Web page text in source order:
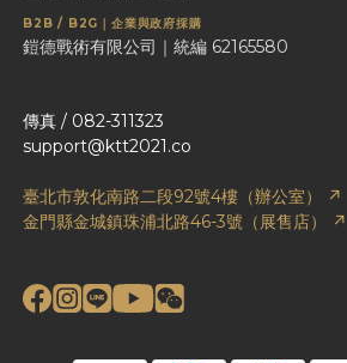
B2B / B2G｜企業與政府採購
鎧德戰術有限公司｜統編 62165580
傳真 / 082-311323
support@ktt2021.co
臺北市敦化南路二段92號4樓（辦公室） ↗
金門縣金城鎮珠浦北路46-3號（展售店） ↗